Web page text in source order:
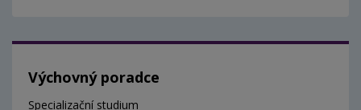
Výchovný poradce
Specializační studium